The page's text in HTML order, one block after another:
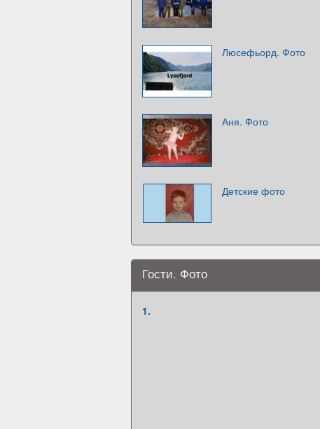
Люсефьорд. Фото
Аня. Фото
Детские фото
Гости. Фото
1.